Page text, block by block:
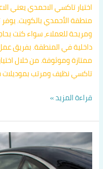
اختيار تاكسي الاحمدي يعني
منطقة الأحمدي بالكويت.
ومريحة للعملاء، سواء كنت
داخلية في المنطقة. بفريق
ممتازة وموثوقة. من خلال
تاكسي نظيف ومرتب بموديلات
قراءة المزيد »
تاكسي
صباح
السالم